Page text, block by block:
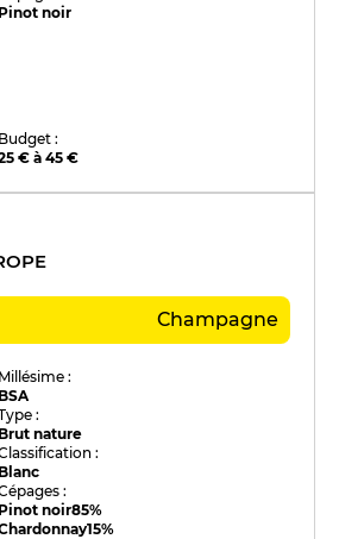
Pinot noir
Budget :
€ à 45 €
Champagne
Millésime :
BSA
:
Brut nature
:
Blanc
:
Pinot noir85%
15%